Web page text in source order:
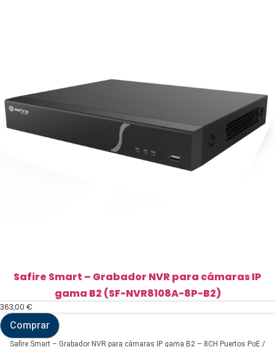
Safire Smart – Grabador NVR para cámaras IP
gama B2 (SF-NVR8108A-8P-B2)
363,00 €
Safire
Smart
Comprar
Safire Smart – Grabador NVR para cámaras IP gama B2 – 8CH Puertos PoE /